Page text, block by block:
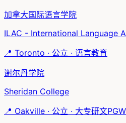
加拿大国际语言学院
ILAC - International Language
📍 Toronto · 公立 · 语言教育
谢尔丹学院
Sheridan College
📍 Oakville · 公立 · 大专研文